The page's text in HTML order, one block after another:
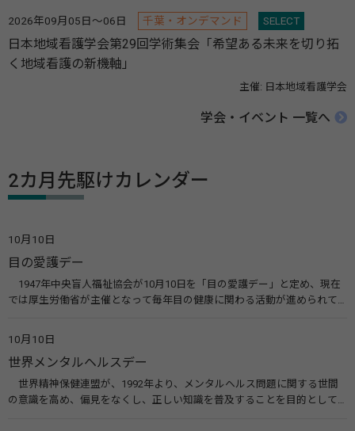
2026年09月05日～06日 千葉・オンデマンド SELECT
日本地域看護学会第29回学術集会「希望ある未来を切り拓
く地域看護の新機軸」
主催: 日本地域看護学会
学会・イベント 一覧へ
2カ月先駆けカレンダー
10月10日
目の愛護デー
1947年中央盲人福祉協会が10月10日を「目の愛護デー」と定め、現在
では厚生労働省が主催となって毎年目の健康に関わる活動が進められて
会）
10月10日
世界メンタルヘルスデー
世界精神保健連盟が、1992年より、メンタルヘルス問題に関する世間
の意識を高め、偏見をなくし、正しい知識を普及することを目的として、